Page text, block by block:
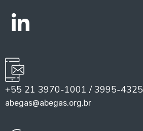
+55 21 3970-1001 / 3995-4325
abegas@abegas.org.br